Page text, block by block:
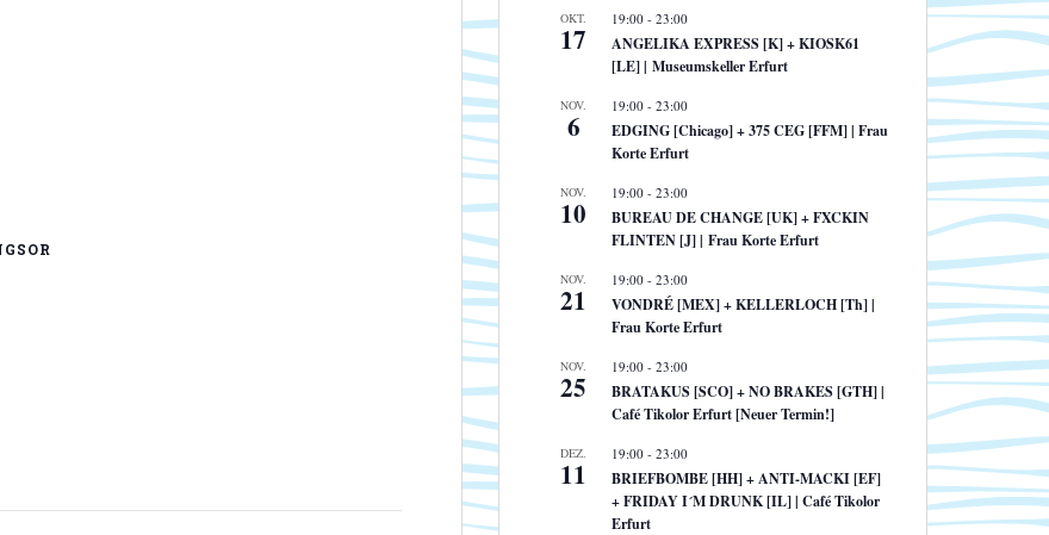
OKT.
17
19:00 - 23:00
ANGELIKA EXPRESS [K] + KIOSK61
[LE] | Museumskeller Erfurt
NOV.
6
19:00 - 23:00
EDGING [Chicago] + 375 CEG [FFM] | Frau
Korte Erfurt
NOV.
10
19:00 - 23:00
BUREAU DE CHANGE [UK] + FXCKIN
FLINTEN [J] | Frau Korte Erfurt
NOV.
21
19:00 - 23:00
VONDRÉ [MEX] + KELLERLOCH [Th] |
Frau Korte Erfurt
NOV.
25
19:00 - 23:00
BRATAKUS [SCO] + NO BRAKES [GTH] |
Café Tikolor Erfurt [Neuer Termin!]
DEZ.
11
19:00 - 23:00
BRIEFBOMBE [HH] + ANTI-MACKI [EF]
+ FRIDAY I´M DRUNK [IL] | Café Tikolor
Erfurt